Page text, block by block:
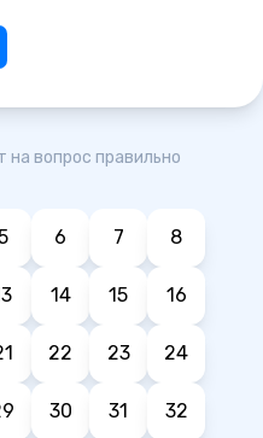
на вопрос правильно
6 7 8
14 15 16
22 23 24
30 31 32